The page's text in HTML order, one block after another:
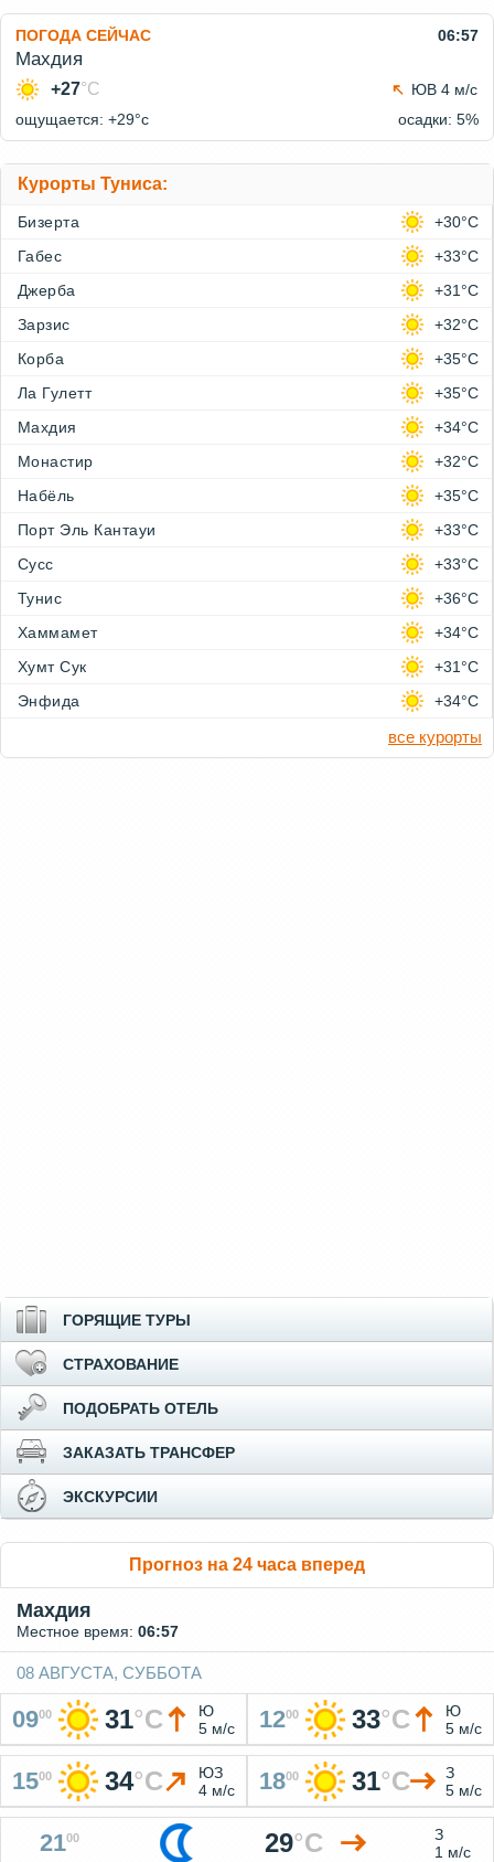
ПОГОДА СЕЙЧАС 06:57
Махдия
+27°C
ЮВ 4 м/с
ощущается: +29°c
осадки: 5%
Курорты Туниса:
Бизерта
+30°C
Габес
+33°C
Джерба
+31°C
Зарзис
+32°C
Корба
+35°C
Ла Гулетт
+35°C
Махдия
+34°C
Монастир
+32°C
Набёль
+35°C
Порт Эль Кантауи
+33°C
Сусс
+33°C
Тунис
+36°C
Хаммамет
+34°C
Хумт Сук
+31°C
Энфида
+34°C
все курорты
ГОРЯЩИЕ ТУРЫ
СТРАХОВАНИЕ
ПОДОБРАТЬ ОТЕЛЬ
ЗАКАЗАТЬ ТРАНСФЕР
ЭКСКУРСИИ
Прогноз на 24 часа вперед
Махдия
Местное время: 06:57
08 АВГУСТА, СУББОТА
0900 31°C
Ю
5 м/с
1200 33°C
Ю
5 м/с
1500 34°C
ЮЗ
4 м/с
1800 31°C
З
5 м/с
2100 29°C
З
1 м/с